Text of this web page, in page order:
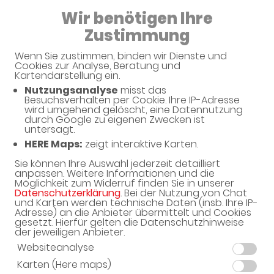
Wir benötigen Ihre
Zustimmung
Wenn Sie zustimmen, binden wir Dienste und
Cookies zur Analyse, Beratung und
Kartendarstellung ein.
Nutzungsanalyse misst das
Besuchsverhalten per Cookie. Ihre IP-Adresse
wird umgehend gelöscht, eine Datennutzung
durch Google zu eigenen Zwecken ist
untersagt.
HERE Maps: zeigt interaktive Karten.
Sie können Ihre Auswahl jederzeit detailliert
anpassen. Weitere Informationen und die
Möglichkeit zum Widerruf finden Sie in unserer
Datenschutzerklärung. Bei der Nutzung von Chat
und Karten werden technische Daten (insb. Ihre IP-
Adresse) an die Anbieter übermittelt und Cookies
gesetzt. Hierfür gelten die Datenschutzhinweise
der jeweiligen Anbieter.
Websiteanalyse
Karten (Here maps)
08:00 - 19:30
Herzlich Willkommen
Wir beraten Sie gern!